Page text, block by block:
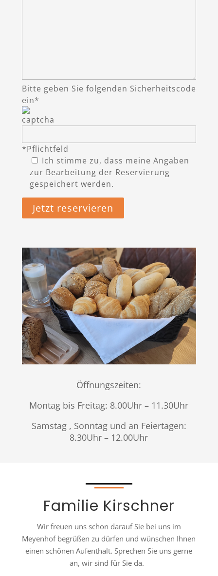
Bitte geben Sie folgenden Sicherheitscode
ein*
*Pflichtfeld
Ich stimme zu, dass meine Angaben
zur Bearbeitung der Reservierung
gespeichert werden.
Öffnungszeiten:
Montag bis Freitag: 8.00Uhr – 11.30Uhr
Samstag , Sonntag und an Feiertagen:
8.30Uhr – 12.00Uhr
Familie Kirschner
Wir freuen uns schon darauf Sie bei uns im
Meyenhof begrüßen zu dürfen und wünschen Ihnen
einen schönen Aufenthalt. Sprechen Sie uns gerne
an, wir sind für Sie da.